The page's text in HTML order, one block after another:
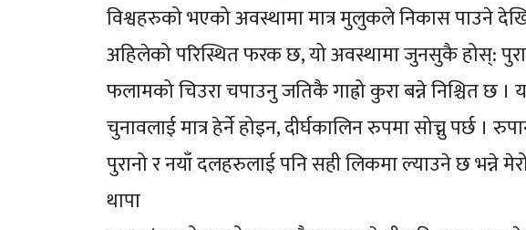
विश्वहरुको भएको अवस्थामा मात्र मुलुकले निकास पाउने
अहिलेको परिस्थित फरक छ, यो अवस्थामा जुनसुकै होस्:
फलामको चिउरा चपाउनु जतिकै गाह्रो कुरा बन्ने निश्चित छ
चुनावलाई मात्र हेर्ने होइन, दीर्घकालिन रुपमा सोच्नु पर्छ ।
पुरानो र नयाँ दलहरुलाई पनि सही लिकमा ल्याउने छ भन्ने
थापा